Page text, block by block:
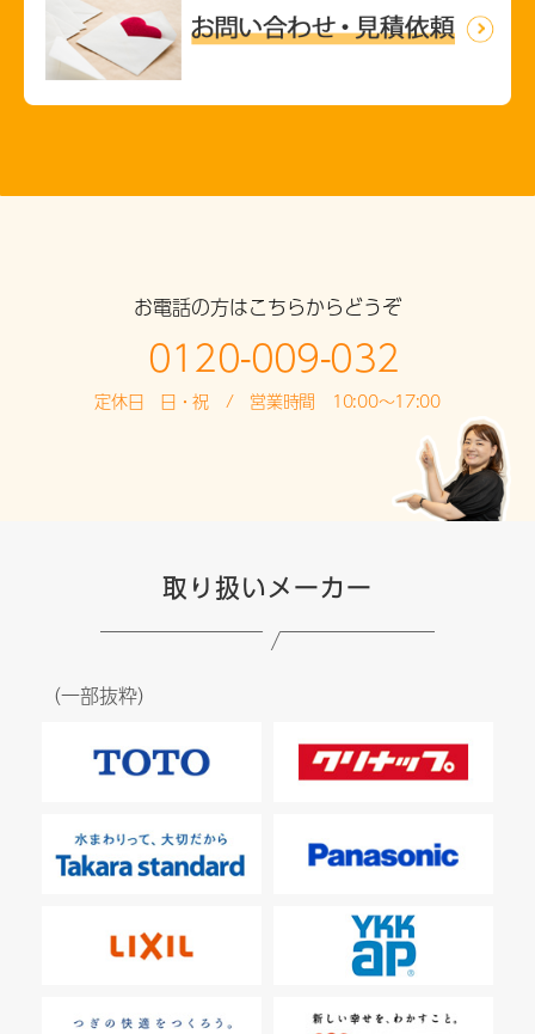
お電話の方はこちらからどうぞ
0120-009-032
定休日 日・祝 / 営業時間 10:00～17:00
取り扱いメーカー
（一部抜粋）